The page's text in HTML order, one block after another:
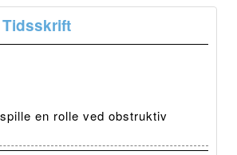
en rolle ved obstruktiv